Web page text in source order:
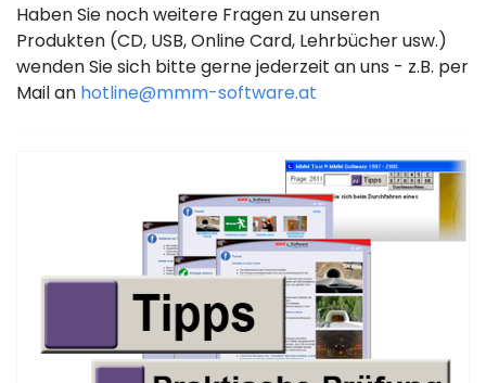
Haben Sie noch weitere Fragen zu unseren
Produkten (CD, USB, Online Card, Lehrbücher usw.)
wenden Sie sich bitte gerne jederzeit an uns - z.B. per
Mail an hotline@mmm-software.at